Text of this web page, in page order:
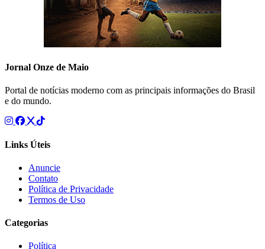
Jornal Onze de Maio
Portal de notícias moderno com as principais informações do Brasil
e do mundo.
Links Úteis
Anuncie
Contato
Política de Privacidade
Termos de Uso
Categorias
Política